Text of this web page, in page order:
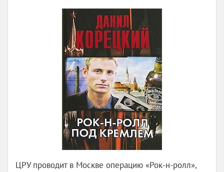
ЦРУ проводит в Москве операцию «Рок-н-ролл»,